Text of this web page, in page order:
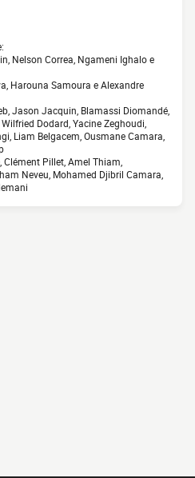
Nelson Correa, Ngameni Ighalo e
Harouna Samoura e Alexandre
Jason Jacquin, Blamassi Diomandé,
Dodard, Yacine Zeghoudi,
Liam Belgacem, Ousmane Camara,
Pillet, Amel Thiam,
Neveu, Mohamed Djibril Camara,